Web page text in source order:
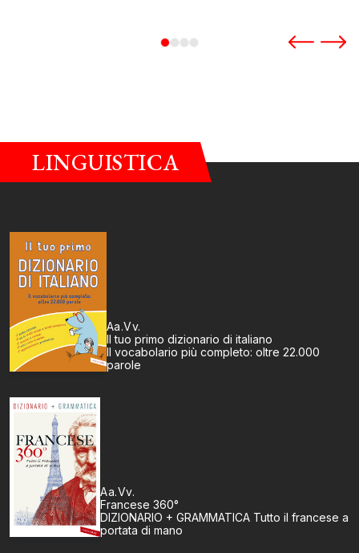
LINGUISTICA
Aa.Vv.
Il tuo primo dizionario di italiano
Il vocabolario più completo: oltre 22.000
parole
Aa.Vv.
Francese 360°
DIZIONARIO + GRAMMATICA Tutto il francese a
portata di mano